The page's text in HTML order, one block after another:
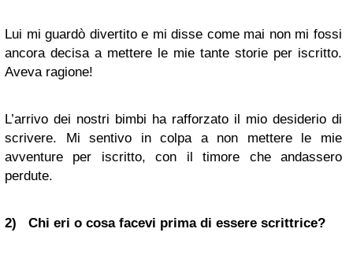
Lui mi guardò divertito e mi disse come mai non mi fossi
ancora decisa a mettere le mie tante storie per iscritto.
Aveva ragione!
L’arrivo dei nostri bimbi ha rafforzato il mio desiderio di
scrivere. Mi sentivo in colpa a non mettere le mie
avventure per iscritto, con il timore che andassero
perdute.
2) Chi eri o cosa facevi prima di essere scrittrice?